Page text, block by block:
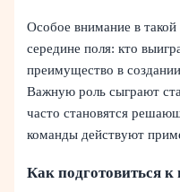
Особое внимание в такой
середине поля: кто
преимущество в
Важную роль сыграют
часто становятся
команды действуют
Как подготовиться